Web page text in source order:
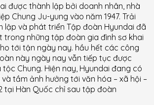
được thành lập bởi doanh nhân, nhà
Chung Ju-yung vào năm 1947. Trải
lập và phát triển Tập đoàn Hyundai đã
những tập đoàn gia đình sơ khai
tới tận ngày nay. hầu hết các công
này ngày nay vẫn tiếp tục được
Chung. Hiện nay, Hyundai đang có
tầm ảnh hưởng tới văn hóa – xã hội –
tại Hàn Quốc chỉ sau tập đoàn